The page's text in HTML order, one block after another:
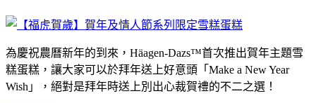
為慶祝農曆新年的到來，Häagen-Dazs™首次推出賀年主題雪
糕蛋糕，讓大家可以於拜年送上好意頭「Make a New Year
Wish」，絕對是拜年時送上別出心裁賀禮的不二之選！